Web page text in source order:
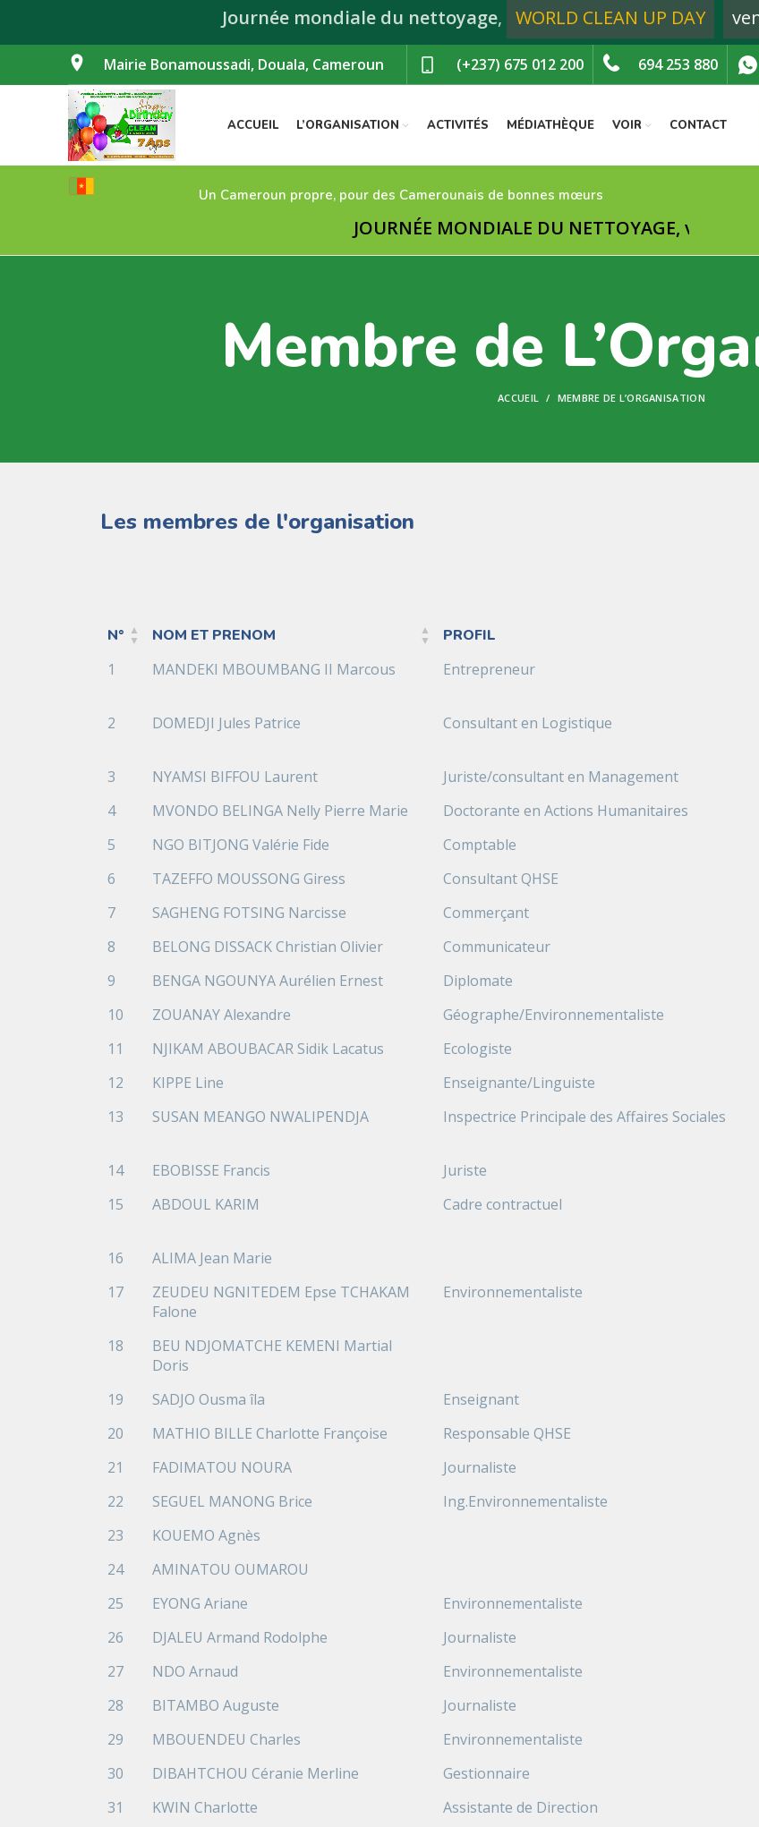
Mairie Bonamoussadi, Douala, Cameroun (+237) 675 012 200 694 253 880
ACCUEIL L’ORGANISATION ACTIVITÉS MÉDIATHÈQUE VOIR CONTACT
Un Cameroun propre, pour des Camerounais de bonnes mœurs
JOURNÉE MONDIALE DU NETTOYAGE, vendredi 20
Membre de
ACCUEIL MEMBRE DE L’ORGANISATION
Les membres de l'organisation
N° NOM ET PRENOM PROFIL
N°
NOM ET PRENOM PROFIL
1 MANDEKI MBOUMBANG II Marcous Entrepreneur
2
DOMEDJI Jules Patrice Consultant en Logistique
3
NYAMSI BIFFOU Laurent Juriste/consultant en Management
4
MVONDO BELINGA Nelly Pierre Marie Doctorante en Actions Humanitaires
5
NGO BITJONG Valérie Fide Comptable
6
TAZEFFO MOUSSONG Giress Consultant QHSE
7
SAGHENG FOTSING Narcisse Commerçant
8
BELONG DISSACK Christian Olivier Communicateur
9
BENGA NGOUNYA Aurélien Ernest Diplomate
10
ZOUANAY Alexandre Géographe/Environnementaliste
11
NJIKAM ABOUBACAR Sidik Lacatus Ecologiste
12
KIPPE Line Enseignante/Linguiste
13
SUSAN MEANGO NWALIPENDJA Inspectrice Principale des Affaires Sociales
14
EBOBISSE Francis Juriste
15
ABDOUL KARIM Cadre contractuel
16
ALIMA Jean Marie
17
ZEUDEU NGNITEDEM Epse TCHAKAM
Falone
Environnementaliste
18
BEU NDJOMATCHE KEMENI Martial
Doris
19 SADJO Ousma îla Enseignant
20
MATHIO BILLE Charlotte Françoise Responsable QHSE
21
FADIMATOU NOURA Journaliste
22
SEGUEL MANONG Brice Ing.Environnementaliste
23
KOUEMO Agnès
24
AMINATOU OUMAROU
25
EYONG Ariane Environnementaliste
26
DJALEU Armand Rodolphe Journaliste
27
NDO Arnaud Environnementaliste
28
BITAMBO Auguste Journaliste
29
MBOUENDEU Charles Environnementaliste
30
DIBAHTCHOU Céranie Merline Gestionnaire
31
KWIN Charlotte Assistante de Direction
Journée mondiale du nettoyage, WORLD CLEAN UP DAY